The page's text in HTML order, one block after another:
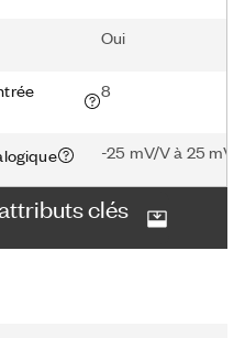
Oui
8
-25 mV/V à 25 mV/
clés